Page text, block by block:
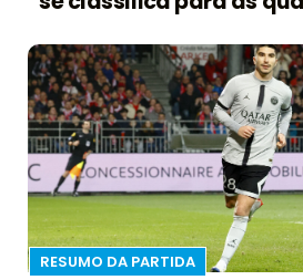
RESUMO DA PARTIDA